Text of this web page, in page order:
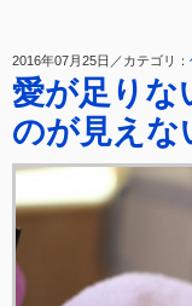
2016年07月25日／カテゴリ：
愛が足りな
のが見えな